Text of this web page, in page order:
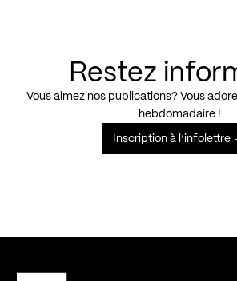
Restez
Vous aimez nos publications? Vous
hebdomadaire !
Inscription à l’infolettre